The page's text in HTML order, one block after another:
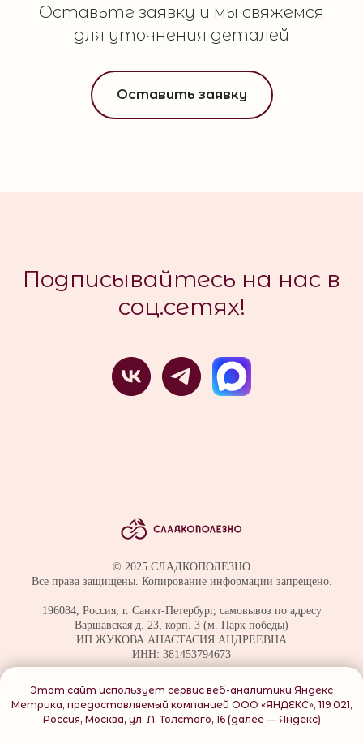
Этот сайт использует сервис веб-аналитики Яндекс
Метрика, предоставляемый компанией ООО «ЯНДЕКС», 119 021,
Россия, Москва, ул. Л. Толстого, 16 (далее — Яндекс)
Оставьте заявку и мы свяжемся
для уточнения деталей
Оставить заявку
Подписывайтесь на нас в
соц.сетях!
© 2025 СЛАДКОПОЛЕЗНО
Все права защищены. Копирование информации запрещено.
196084, Россия, г. Санкт-Петербург, самовывоз по адресу
Варшавская д. 23, корп. 3 (м. Парк победы)
ИП ЖУКОВА АНАСТАСИЯ АНДРЕЕВНА
ИНН: 381453794673
Политика обработки данных
Согласие на обработку персональных данных
Договор оферты
О файлах куки